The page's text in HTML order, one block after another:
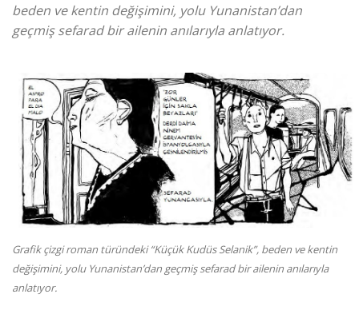
beden ve kentin değişimini, yolu Yunanistan’dan
geçmiş sefarad bir ailenin anılarıyla anlatıyor.
Grafik çizgi roman türündeki “Küçük Kudüs Selanik”, beden ve kentin
değişimini, yolu Yunanistan’dan geçmiş sefarad bir ailenin anılarıyla
anlatıyor.